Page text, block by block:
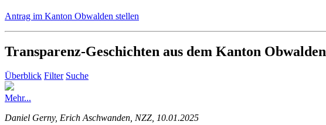
Antrag im Kanton Obwalden stellen
Transparenz-Geschichten aus dem Kanton Obwalden
Überblick Filter Suche
Mehr...
Daniel Gerny, Erich Aschwanden, NZZ, 10.01.2025